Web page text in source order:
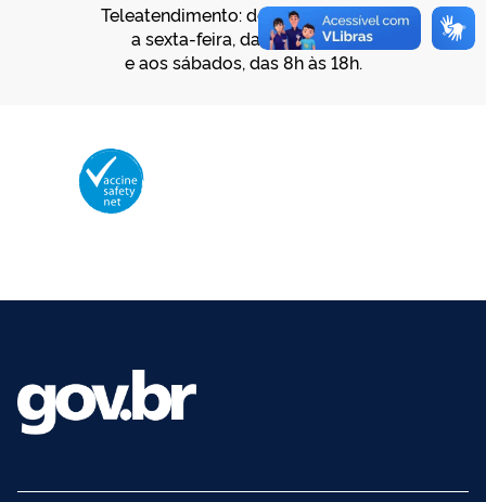
Teleatendimento: de segunda-feira
a sexta-feira, das 8h às 20h,
e aos sábados, das 8h às 18h.